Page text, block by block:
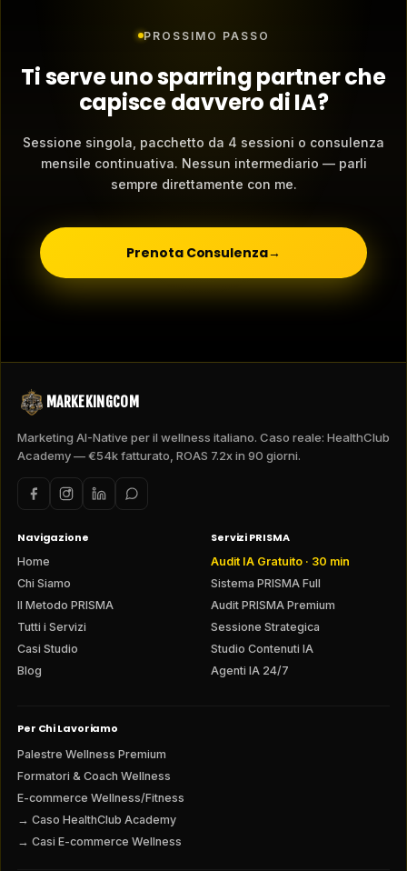
PROSSIMO PASSO
Ti serve uno sparring partner che
capisce davvero di IA?
Sessione singola, pacchetto da 4 sessioni o consulenza
mensile continuativa. Nessun intermediario — parli
sempre direttamente con me.
Prenota Consulenza→
MARKEKINGCOM
Marketing AI-Native per il wellness italiano. Caso reale: HealthClub
Academy — €54k fatturato, ROAS 7.2x in 90 giorni.
Navigazione
Home
Chi Siamo
Il Metodo PRISMA
Tutti i Servizi
Casi Studio
Blog
Servizi PRISMA
Audit IA Gratuito · 30 min
Sistema PRISMA Full
Audit PRISMA Premium
Sessione Strategica
Studio Contenuti IA
Agenti IA 24/7
Per Chi Lavoriamo
Palestre Wellness Premium
Formatori & Coach Wellness
E-commerce Wellness/Fitness
→ Caso HealthClub Academy
→ Casi E-commerce Wellness